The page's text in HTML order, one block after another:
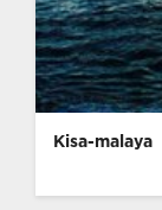
Kisa-malaya